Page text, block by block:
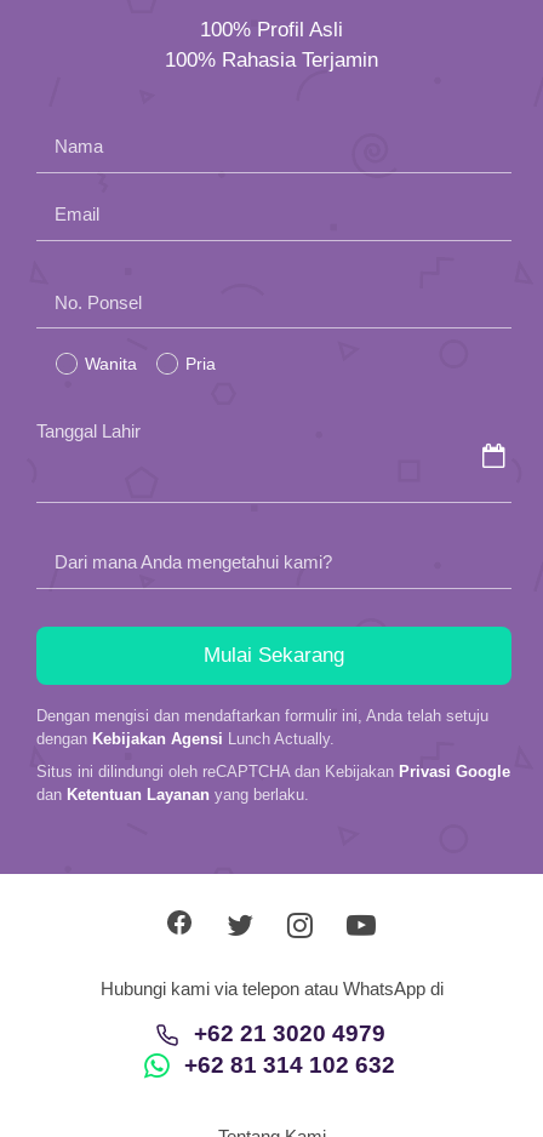
100% Profil Asli
100% Rahasia Terjamin
Nama
Email
leave
this
No. Ponsel
Wanita Pria
Tanggal Lahir
Dari mana Anda mengetahui kami?
Dengan mengisi dan mendaftarkan formulir ini, Anda telah setuju
dengan Kebijakan Agensi Lunch Actually.
Situs ini dilindungi oleh reCAPTCHA dan Kebijakan Privasi Google
dan Ketentuan Layanan yang berlaku.
Hubungi kami via telepon atau WhatsApp di
+62 21 3020 4979
+62 81 314 102 632